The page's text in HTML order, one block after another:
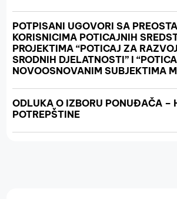
POTPISANI UGOVORI SA
KORISNICIMA POTICAJNIH
PROJEKTIMA “POTICAJ ZA
SRODNIH DJELATNOSTI” I
NOVOOSNOVANIM SUBJEKTIMA
ODLUKA O IZBORU PONUĐAČA –
POTREPŠTINE